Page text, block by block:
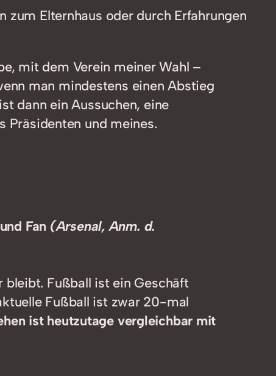
Elternhaus oder durch Erfahrungen
mit dem Verein meiner Wahl –
man mindestens einen Abstieg
dann ein Aussuchen, eine
Präsidenten und meines.
Fan (Arsenal, Anm. d.
bleibt. Fußball ist ein Geschäft
Fußball ist zwar 20-mal
ist heutzutage vergleichbar mit